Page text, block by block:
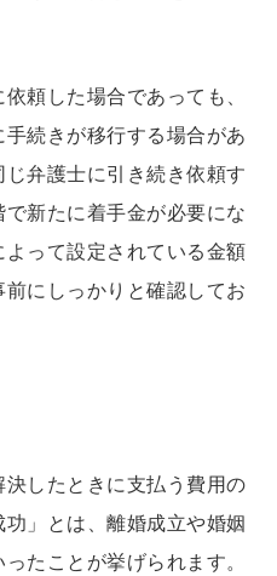
頼した場合であっても、
続きが移行する場合があ
弁護士に引き続き依頼す
新たに着手金が必要にな
って設定されている金額
にしっかりと確認してお
したときに支払う費用の
」とは、離婚成立や婚姻
たことが挙げられます。